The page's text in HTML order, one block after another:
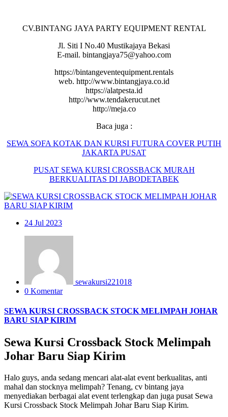
CV.BINTANG JAYA PARTY EQUIPMENT RENTAL
Jl. Siti I No.40 Mustikajaya Bekasi
E-mail. bintangjaya75@yahoo.com
https://bintangeventequipment.rentals
web. http://www.bintangjaya.co.id
https://alatpesta.id
http://www.tendakerucut.net
http://meja.co
Baca juga :
SEWA SOFA KOTAK DAN KURSI FUTURA COVER PUTIH
JAKARTA PUSAT
PUSAT SEWA KURSI CROSSBACK MURAH
BERKUALITAS DI JABODETABEK
24 Jul 2023
sewakursi221018
0 Komentar
SEWA KURSI CROSSBACK STOCK MELIMPAH JOHAR
BARU SIAP KIRIM
Sewa Kursi Crossback Stock Melimpah
Johar Baru Siap Kirim
Halo guys, anda sedang mencari alat-alat event berkualitas, anti
mahal dan stocknya melimpah? Tenang, cv bintang jaya
menyediakan berbagai alat event terlengkap dan juga pusat Sewa
Kursi Crossback Stock Melimpah Johar Baru Siap Kirim.